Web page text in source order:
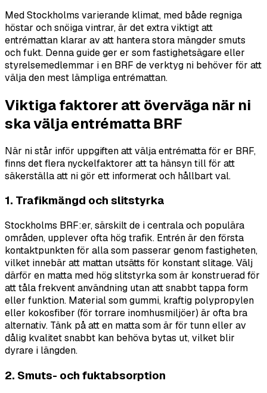
Med Stockholms varierande klimat, med både regniga
höstar och snöiga vintrar, är det extra viktigt att
entrémattan klarar av att hantera stora mängder smuts
och fukt. Denna guide ger er som fastighetsägare eller
styrelsemedlemmar i en BRF de verktyg ni behöver för att
välja den mest lämpliga entrémattan.
Viktiga faktorer att överväga när ni
ska välja entrématta BRF
När ni står inför uppgiften att välja entrématta för er BRF,
finns det flera nyckelfaktorer att ta hänsyn till för att
säkerställa att ni gör ett informerat och hållbart val.
1. Trafikmängd och slitstyrka
Stockholms BRF:er, särskilt de i centrala och populära
områden, upplever ofta hög trafik. Entrén är den första
kontaktpunkten för alla som passerar genom fastigheten,
vilket innebär att mattan utsätts för konstant slitage. Välj
därför en matta med hög slitstyrka som är konstruerad för
att tåla frekvent användning utan att snabbt tappa form
eller funktion. Material som gummi, kraftig polypropylen
eller kokosfiber (för torrare inomhusmiljöer) är ofta bra
alternativ. Tänk på att en matta som är för tunn eller av
dålig kvalitet snabbt kan behöva bytas ut, vilket blir
dyrare i längden.
2. Smuts- och fuktabsorption